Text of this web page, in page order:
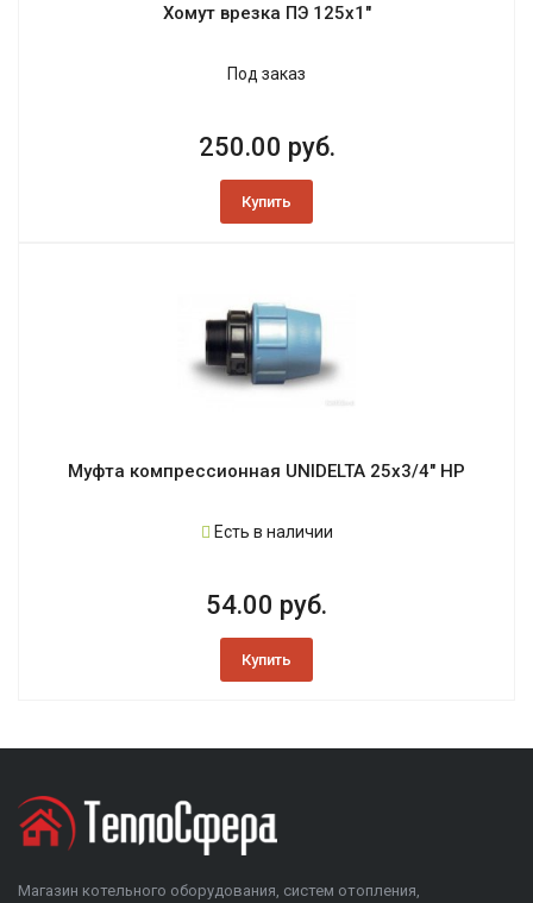
Хомут врезка ПЭ 125х1"
Под заказ
250.00 руб.
Купить
Муфта компрессионная UNIDELTA 25х3/4" НР
Есть в наличии
54.00 руб.
Купить
Магазин котельного оборудования, систем отопления,